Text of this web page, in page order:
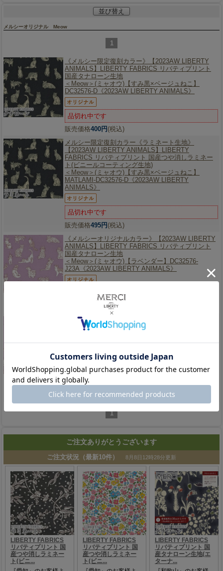
並び替え
メルシーオリジナル Meow
1
《メルシー限定復刻カラー》【2023AW LIBERTY
ANIMALS】 LIBERTY FABRICS リバティプリント
国産タナローン生地
＜Meow＞(ミャオウ)【すみ黒×ベージュねこ】
DC32576-D《2023AW LIBERTY ANIMALS》
品切れ中です
販売価格400円(税込)
メルシー限定復刻カラー《ラミネート生地》
【2023AW LIBERTY ANIMALS】 LIBERTY
FABRICS リバティプリント 国産つや消しラミネー
ト(ビニールコーティング生地)
＜Meow＞(ミャオウ)【すみ黒×ベージュねこ】
MATLAMI-DC32576-D《2023AW LIBERTY
ANIMALS》
品切れ中です
販売価格495円(税込)
《メルシーオリジナルカラー》【2023AW LIBERTY
ANIMALS】 LIBERTY FABRICS リバティプリント
国産タナローン生地
＜Meow＞(ミャオウ)【ラベンダー】DC32576-
J23A《2023AW LIBERTY ANIMALS》
品切れ中です
400円(税込)
【完売】メルシーオリジナルカラー《ラミネート生
地》【2023AW LIBERTY ANIMALS】
ト(ビニールコーティング生地)
DC32576-J23A《2023AW LIBERTY ANIMALS》
品切れ中です
販売価格495円(税込)
1
ご注文ありがとうございます